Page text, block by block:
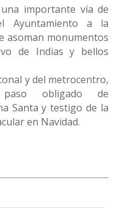
importante vía de
Ayuntamiento a la
asoman monumentos
de Indias y bellos
y del metrocentro,
obligado de
Santa y testigo de la
en Navidad.